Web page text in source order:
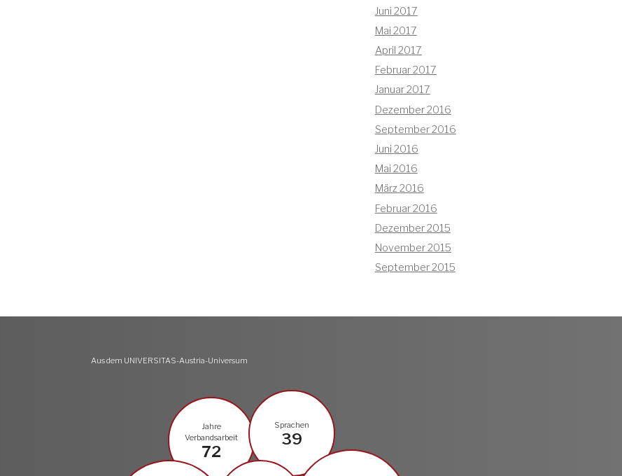
Juni 2017
Mai 2017
April 2017
Februar 2017
Januar 2017
Dezember 2016
September 2016
Juni 2016
Mai 2016
März 2016
Februar 2016
Dezember 2015
November 2015
September 2015
Aus dem UNIVERSITAS-Austria-Universum
Jahre
Verbandsarbeit
72
Sprachen
39